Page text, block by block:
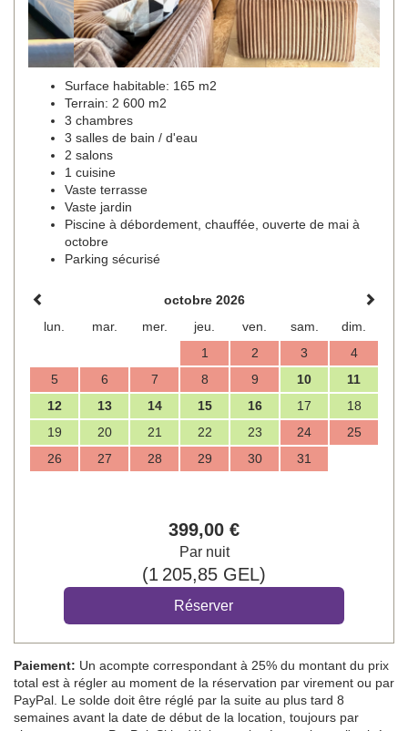
Surface habitable: 165 m2
Terrain: 2 600 m2
3 chambres
3 salles de bain / d'eau
2 salons
1 cuisine
Vaste terrasse
Vaste jardin
Piscine à débordement, chauffée, ouverte de mai à
octobre
Parking sécurisé
octobre 2026
lun.
mar. mer. jeu. ven. sam.
dim.
1
2 3
4
5
6 7 8 9 10
11
12
13 14 15 16 17
18
19
20 21 22 23 24
25
26
27 28 29 30 31
399,00 €
Par nuit
(1 205,85 GEL)
Paiement: Un acompte correspondant à 25% du montant du prix
total est à régler au moment de la réservation par virement ou par
PayPal. Le solde doit être réglé par la suite au plus tard 8
semaines avant la date de début de la location, toujours par